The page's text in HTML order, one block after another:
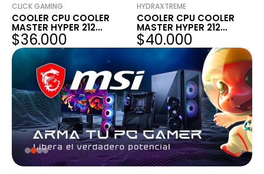
CLICK GAMING
COOLER CPU COOLER
MASTER HYPER 212
SPECTRUM V3
$36.000
HYDRAXTREME
COOLER CPU COOLER
MASTER HYPER 212
SPECTRUM V3
$40.000